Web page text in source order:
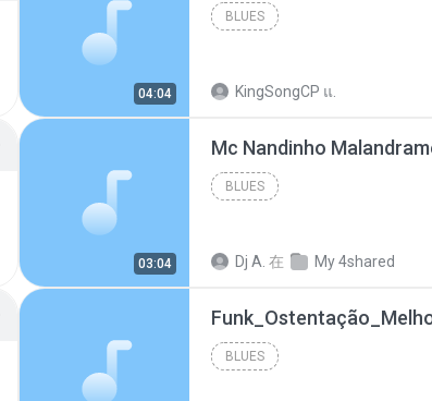
04:04
BLUES
KingSongCP แ.
03:04
BLUES
Dj A. 在 My 4shared
BLUES